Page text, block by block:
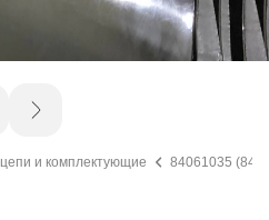
цепи и комплектующие 84061035